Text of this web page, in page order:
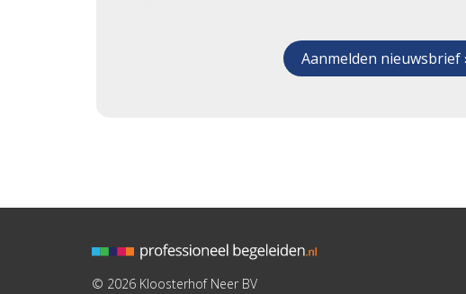
© 2026 Kloosterhof Neer BV